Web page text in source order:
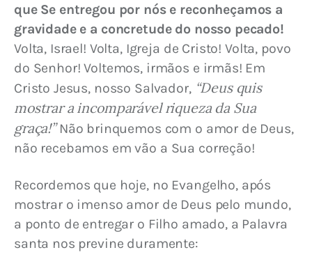
que Se entregou por nós e reconheçamos a
gravidade e a concretude do nosso pecado!
Volta, Israel! Volta, Igreja de Cristo! Volta, povo
do Senhor! Voltemos, irmãos e irmãs! Em
Cristo Jesus, nosso Salvador, “Deus quis
mostrar a incomparável riqueza da Sua
graça!” Não brinquemos com o amor de Deus,
não recebamos em vão a Sua correção!
Recordemos que hoje, no Evangelho, após
mostrar o imenso amor de Deus pelo mundo,
a ponto de entregar o Filho amado, a Palavra
santa nos previne duramente: